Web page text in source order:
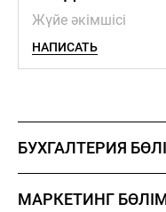
Жүйе әкімшісі
НАПИСАТЬ
БУХГАЛТЕРИЯ
МАРКЕТИНГ